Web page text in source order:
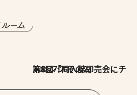
2026.7.30
第8回「同人誌即売会にチャレンジ その2」